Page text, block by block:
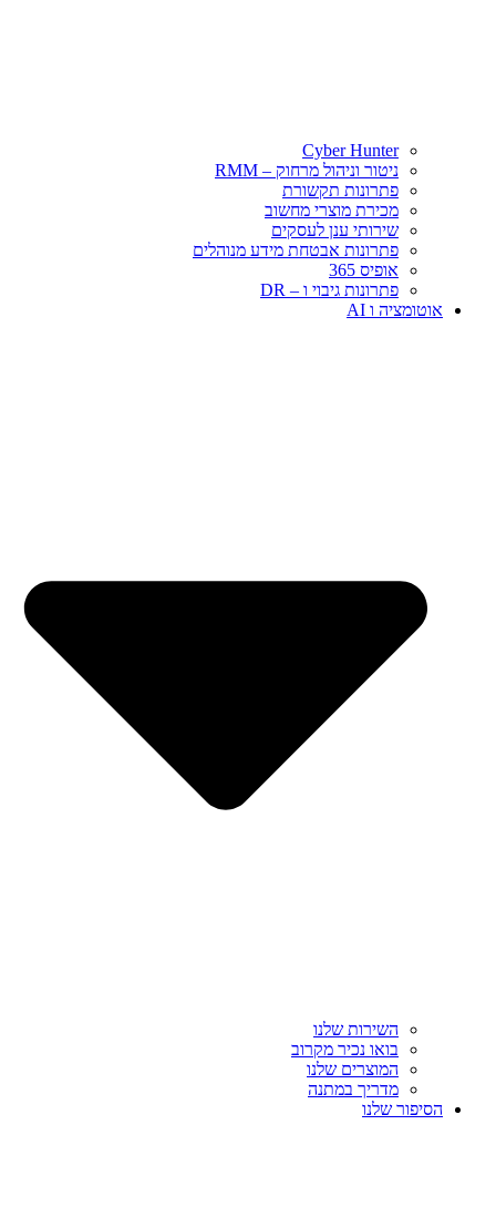
Cyber Hunter
ניטור וניהול מרחוק – RMM
פתרונות תקשורת
מכירת מוצרי מחשוב
שירותי ענן לעסקים
פתרונות אבטחת מידע מנוהלים
אופיס 365
פתרונות גיבוי ו – DR
אוטומציה ו AI
השירות שלנו
בואו נכיר מקרוב
המוצרים שלנו
מדריך במתנה
הסיפור שלנו